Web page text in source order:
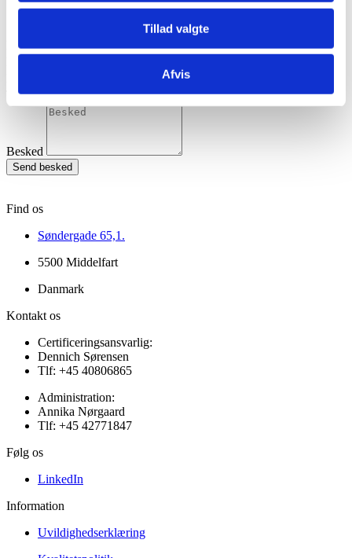
Tillad valgte
Afvis
..eller vil du ringes op?
Navn
Telefon
Besked
Send besked
Find os
Søndergade 65,1.
5500 Middelfart
Danmark
Kontakt os
Certificeringsansvarlig:
Dennich Sørensen
Tlf: +45 40806865
Administration:
Annika Nørgaard
Tlf: +45 42771847
Følg os
LinkedIn
Information
Uvildighedserklæring